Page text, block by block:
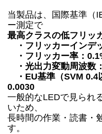
当製品は、国際基準（
ー測定で
最高クラスの低フリッ
・フリッカーインデ
・フリッカー率：
・光出力変動周波数
・EU基準（SVM 0.4
0.0030
一般的なLEDで見られ
いため、
長時間の作業・読書・
す。